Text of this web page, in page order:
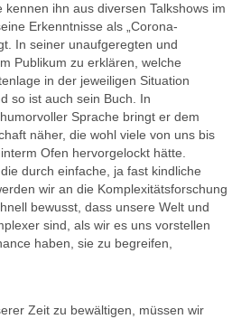
ihn aus diversen Talkshows im
Erkenntnisse als „Corona-
In seiner unaufgeregten und
Publikum zu erklären, welche
in der jeweiligen Situation
so ist auch sein Buch. In
Sprache bringt er dem
näher, die wohl viele von uns bis
Ofen hervorgelockt hätte.
durch einfache, ja fast kindliche
wir an die Komplexitätsforschung
bewusst, dass unsere Welt und
sind, als wir es uns vorstellen
haben, sie zu begreifen,
Zeit zu bewältigen, müssen wir